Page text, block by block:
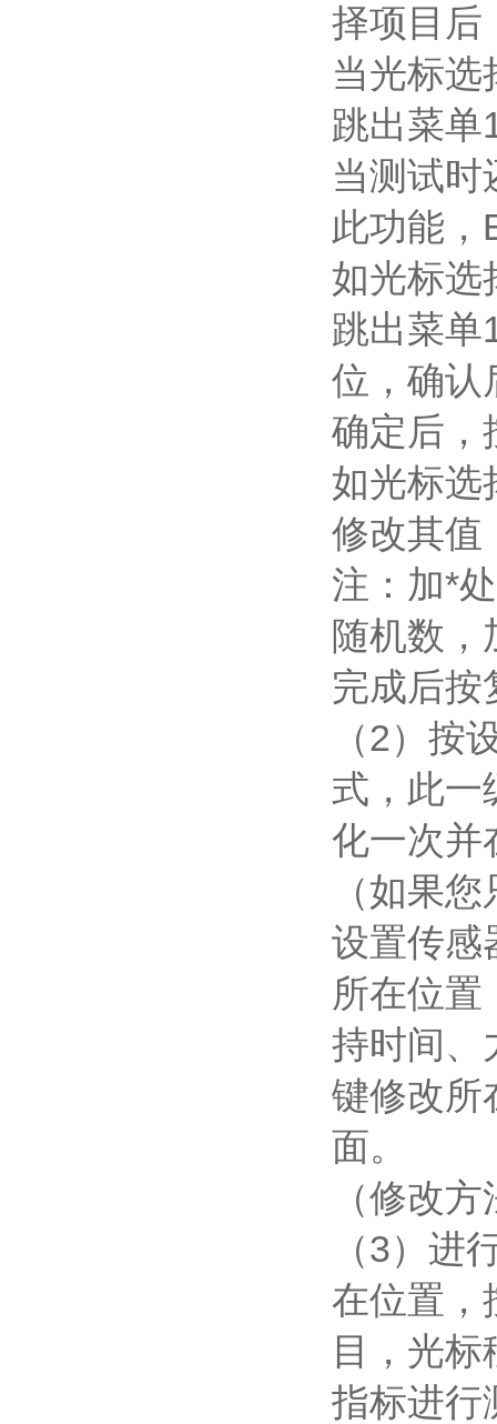
择项目后
当光标选
跳出菜单
当测试时
此功能，
如光标选
跳出菜
位，确认
确定后，
如光标选
修改其
注：加*
随机数
完成后按
（2）按
式，此一
化一次并
（如果
设置传感
所在位置
持时间
键修改所
面。
（修改
（3）进
在位置，
目，光
指标进行